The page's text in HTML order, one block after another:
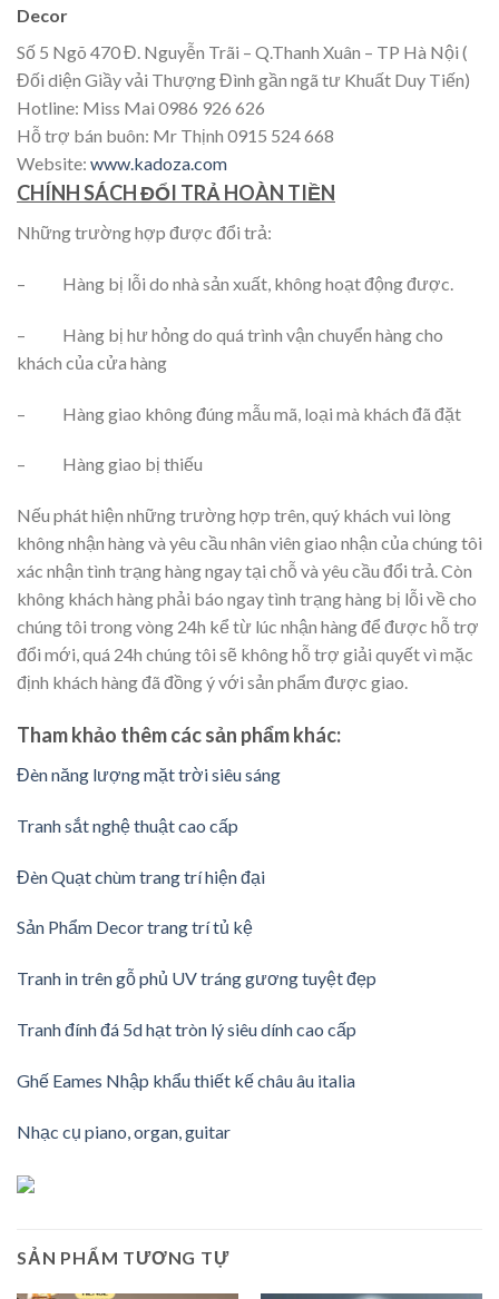
Decor
Số 5 Ngõ 470 Đ. Nguyễn Trãi – Q.Thanh Xuân – TP Hà Nội (
Đối diện Giầy vải Thượng Đình gần ngã tư Khuất Duy Tiến)
Hotline: Miss Mai 0986 926 626
Hỗ trợ bán buôn: Mr Thịnh 0915 524 668
Website: www.kadoza.com
CHÍNH SÁCH ĐỔI TRẢ HOÀN TIỀN
Những trường hợp được đổi trả:
– Hàng bị lỗi do nhà sản xuất, không hoạt động được.
– Hàng bị hư hỏng do quá trình vận chuyển hàng cho
khách của cửa hàng
– Hàng giao không đúng mẫu mã, loại mà khách đã đặt
– Hàng giao bị thiếu
Nếu phát hiện những trường hợp trên, quý khách vui lòng
không nhận hàng và yêu cầu nhân viên giao nhận của chúng tôi
xác nhận tình trạng hàng ngay tại chỗ và yêu cầu đổi trả. Còn
không khách hàng phải báo ngay tình trạng hàng bị lỗi về cho
chúng tôi trong vòng 24h kể từ lúc nhận hàng để được hỗ trợ
đổi mới, quá 24h chúng tôi sẽ không hỗ trợ giải quyết vì mặc
định khách hàng đã đồng ý với sản phẩm được giao.
Tham khảo thêm các sản phẩm khác:
Đèn năng lượng mặt trời siêu sáng
Tranh sắt nghệ thuật cao cấp
Đèn Quạt chùm trang trí hiện đại
Sản Phẩm Decor trang trí tủ kệ
Tranh in trên gỗ phủ UV tráng gương tuyệt đẹp
Tranh đính đá 5d hạt tròn lý siêu dính cao cấp
Ghế Eames Nhập khẩu thiết kế châu âu italia
Nhạc cụ piano, organ, guitar
SẢN PHẨM TƯƠNG TỰ